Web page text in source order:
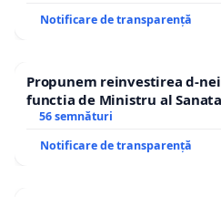
Notificare de transparență
Propunem reinvestirea d-
functia de Ministru al
56 semnături
Notificare de transparență